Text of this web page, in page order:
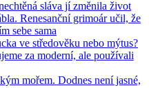
sláva jí změnila život
Renesanční grimoár učil, že
sebe sama
ve středověku nebo mýtus?
za moderní, ale používali
mořem. Dodnes není jasné,